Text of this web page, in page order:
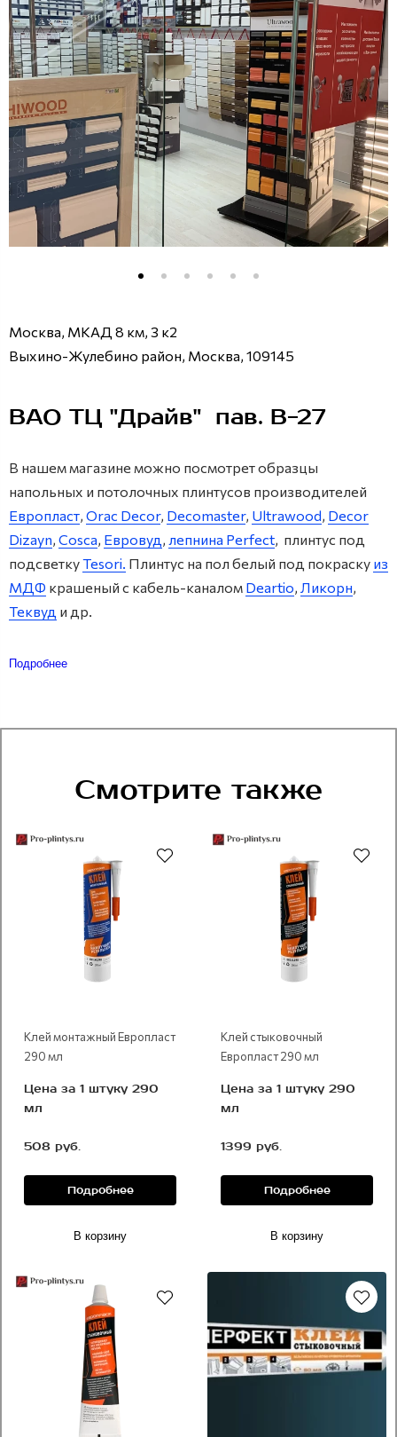
Москва, МКАД 8 км, 3 к2
Выхино-Жулебино район, Москва, 109145
ВАО ТЦ "Драйв" пав. В-27
В нашем магазине можно посмотрет образцы
напольных и потолочных плинтусов производителей
Европласт, Orac Decor, Decomaster, Ultrawood, Decor
Dizayn, Cosca, Евровуд , лепнина Perfect, плинтус под
подсветкуTesori. Плинтус на пол белый под покраску из
МДФ крашеный с кабель-каналом Deartio, Ликорн,
Теквуд и др.
Подробнее
Смотрите также
Клей монтажный Европласт
290 мл
Цена за 1 штуку 290
мл
508 руб.
Подробнее
В корзину
Клей стыковочный
Европласт 290 мл
Цена за 1 штуку 290
мл
1399 руб.
Подробнее
В корзину